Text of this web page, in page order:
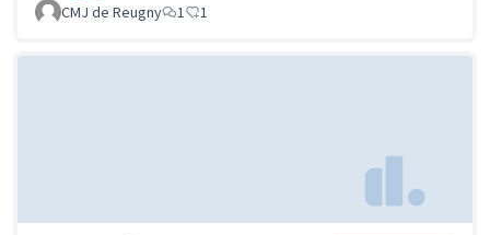
CMJ de Reugny
1 1